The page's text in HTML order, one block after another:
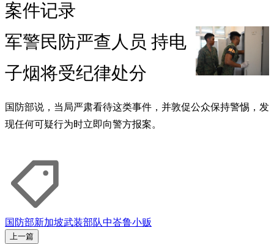
案件记录
军警民防严查人员 持电
子烟将受纪律处分
国防部说，当局严肃看待这类事件，并敦促公众保持警惕，发
现任何可疑行为时立即向警方报案。
国防部新加坡武装部队中峇鲁小贩
上一篇